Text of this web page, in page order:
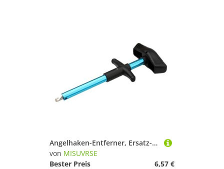
Angelhaken-Entferner, Ersatz-T-förmiger Trenner, für Angler, einfach zu bedienender Angelhaken-Entferner
von MISUVRSE
Bester Preis
6,57 €